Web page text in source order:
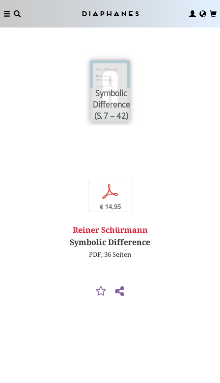
Diaphanes
Symbolic
Difference
(S. 7 – 42)
p
€ 14,95
Reiner Schürmann
Symbolic Difference
PDF, 36 Seiten